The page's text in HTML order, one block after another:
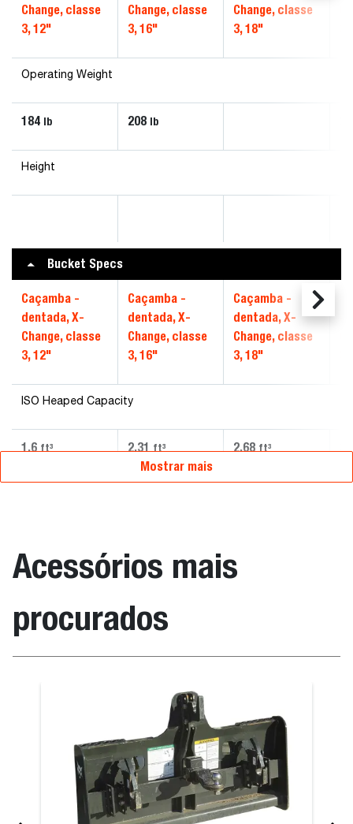
Change, classe
3, 12"
Change, classe
3, 16"
Change, classe
3, 18"
Operating Weight
184 lb 208 lb
Height
Bucket Specs
Caçamba -
dentada, X-
Change, classe
3, 12"
Caçamba -
dentada, X-
Change, classe
3, 16"
Caçamba -
dentada, X-
Change, classe
3, 18"
ISO Heaped Capacity
1.6 ft³ 2.31 ft³ 2.68 ft³
Mostrar mais
Acessórios mais
procurados